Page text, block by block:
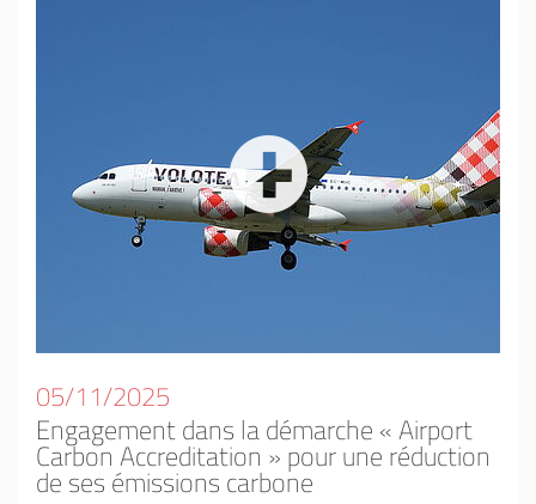
05/11/2025
Engagement dans la démarche « Airport
Carbon Accreditation » pour une réduction
de ses émissions carbone